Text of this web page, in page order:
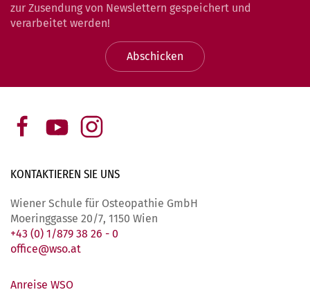
zur Zusendung von Newslettern gespeichert und
verarbeitet werden!
Abschicken
KONTAKTIEREN SIE UNS
Wiener Schule für Osteopathie GmbH
Moeringgasse 20/7, 1150 Wien
+43 (0) 1/879 38 26 - 0
office@wso.at
Anreise WSO